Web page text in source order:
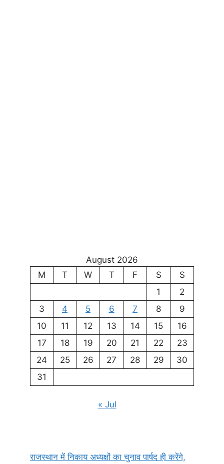
August 2026
M
T W T F S
S
1
2
3
4 5 6 7 8
9
10
11 12 13 14 15
16
17
18 19 20 21 22
23
24
25 26 27 28 29
30
31
« Jul
राजस्थान में निकाय अध्यक्षों का चुनाव पार्षद ही करेंगे,